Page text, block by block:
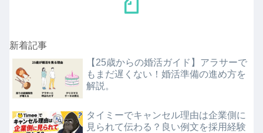
新着記事
【25歳からの婚活ガイド】アラサーで
もまだ遅くない！婚活準備の進め方を
解説。
タイミーでキャンセル理由は企業側に
見られて伝わる？良い例文を採用経験